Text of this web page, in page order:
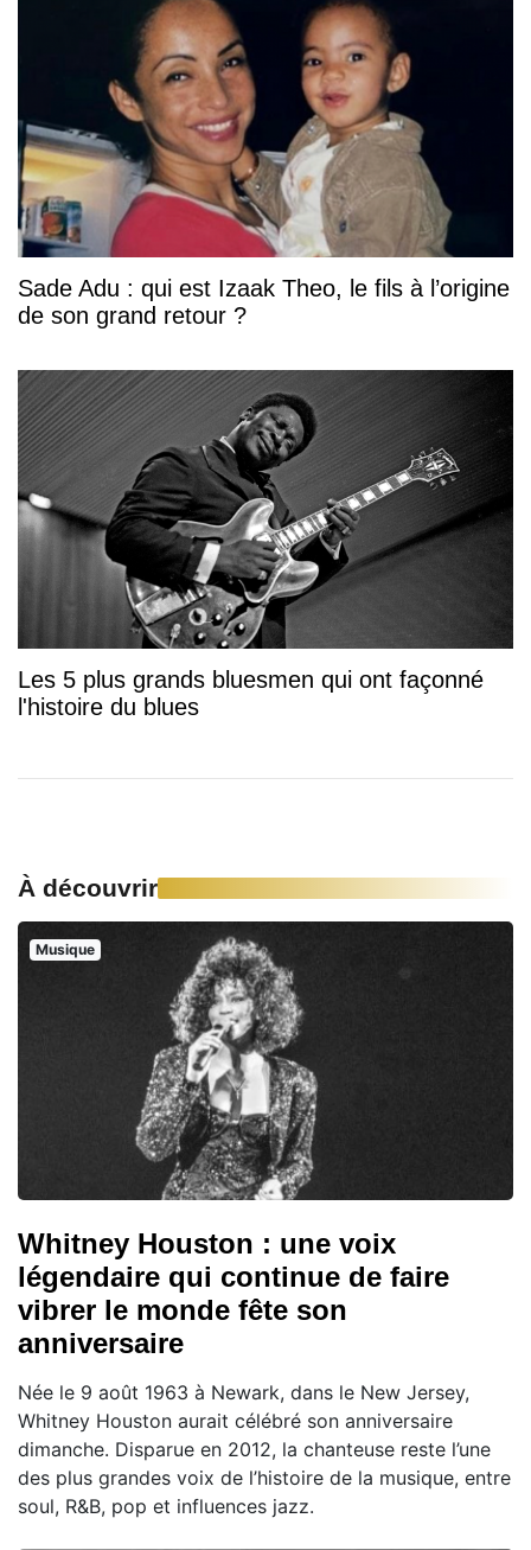
Sade Adu : qui est Izaak Theo, le fils à l’origine
de son grand retour ?
Les 5 plus grands bluesmen qui ont façonné
l'histoire du blues
À découvrir
Musique
Whitney Houston : une voix
légendaire qui continue de faire
vibrer le monde fête son
anniversaire
Née le 9 août 1963 à Newark, dans le New Jersey,
Whitney Houston aurait célébré son anniversaire
dimanche. Disparue en 2012, la chanteuse reste l’une
des plus grandes voix de l’histoire de la musique, entre
soul, R&B, pop et influences jazz.